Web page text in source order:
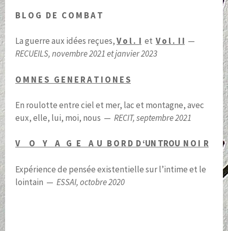
B L O G D E C O M B A T
La guerre aux idées reçues,V o l . I et V o l . I I —
RECUEILS, novembre 2021 et janvier 2023
O M N E S G E N E R A T I O N E S
En roulotte entre ciel et mer, lac et montagne, avec
eux, elle, lui, moi, nous — RECIT, septembre 2021
V O Y A G E A U B O R D D ‘UN TROU N O I R
Expérience de pensée existentielle sur l’intime et le
lointain — ESSAI, octobre 2020